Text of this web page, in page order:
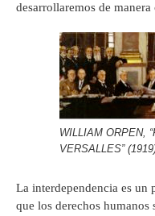
desarrollaremos de manera
WILLIAM ORPEN,
VERSALLES”
La interdependencia es un
que los derechos humanos